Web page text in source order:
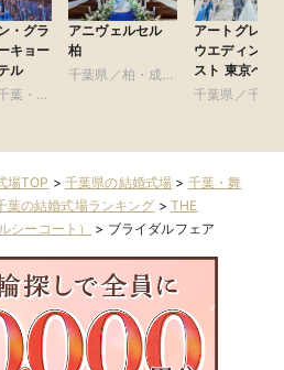
・グラ
キョー
ル
葉・舞
アニヴェルセル
柏
千葉県／柏・成
アートグレイ
ウエディング
スト 東京ベイ
千葉県／千葉
場TOP > 千葉県の結婚式場 > 千葉・舞
葉の結婚式場ランキング >THE
シーコート）
> ブライダルフェア